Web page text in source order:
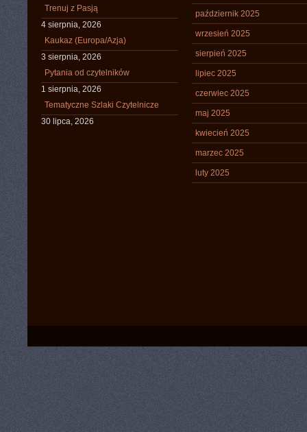
Trenuj z Pasją
4 sierpnia, 2026
Kaukaz (Europa/Azja)
3 sierpnia, 2026
Pytania od czytelników
1 sierpnia, 2026
Tematyczne Szlaki Czytelnicze
30 lipca, 2026
październik 2025
wrzesień 2025
sierpień 2025
lipiec 2025
czerwiec 2025
maj 2025
kwiecień 2025
marzec 2025
luty 2025